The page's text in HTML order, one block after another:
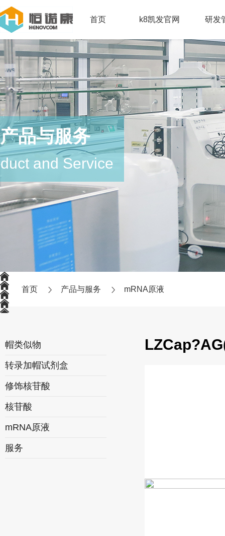
首页 k8凯发官网 研发
产品与服务
and Service
首页 产品与服务 mRNA原液
帽类似物
转录加帽试剂盒
修饰核苷酸
核苷酸
mRNA原液
服务